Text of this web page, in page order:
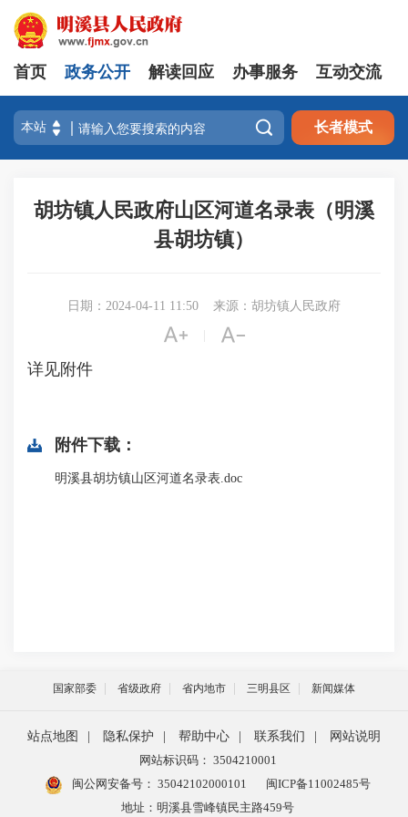
首页 政务公开 解读回应 办事服务 互动交流
 长者模式
胡坊镇人民政府山区河道名录表（明溪
县胡坊镇）
日期：2024-04-11 11:50 来源：胡坊镇人民政府
 
详见附件
附件下载：
明溪县胡坊镇山区河道名录表.doc
国家部委 省级政府 省内地市 三明县区 新闻媒体
站点地图 隐私保护 帮助中心 联系我们
网站说明
网站标识码： 3504210001
闽公网安备号： 35042102000101
闽ICP备11002485号
地址：明溪县雪峰镇民主路459号